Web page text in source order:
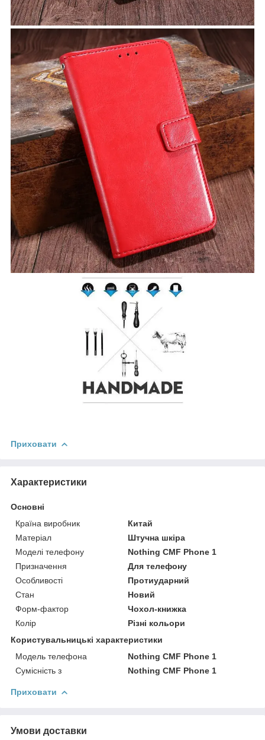
Приховати
Характеристики
Основні
Країна виробник
Китай
Матеріал
Штучна шкіра
Моделі телефону
Nothing CMF Phone 1
Призначення
Для телефону
Особливості
Протиударний
Стан
Новий
Форм-фактор
Чохол-книжка
Колір
Різні кольори
Користувальницькі характеристики
Модель телефона
Nothing CMF Phone 1
Сумісність з
Nothing CMF Phone 1
Приховати
Умови доставки